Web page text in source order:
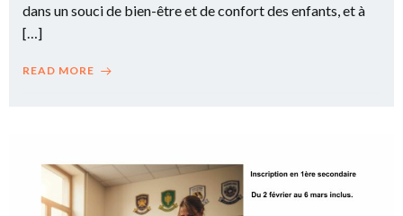
dans un souci de bien-être et de confort des enfants, et à
[…]
READ MORE